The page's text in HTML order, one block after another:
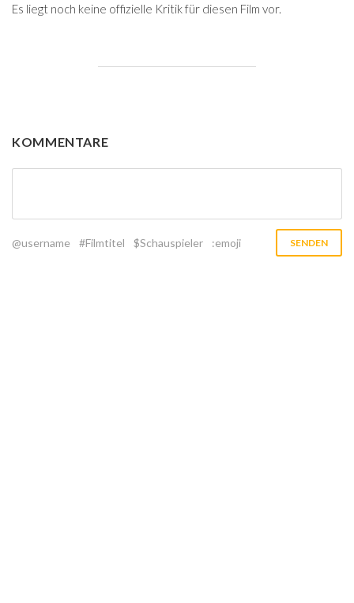
Es liegt noch keine offizielle Kritik für diesen Film vor.
KOMMENTARE
@username #Filmtitel $Schauspieler :emoji